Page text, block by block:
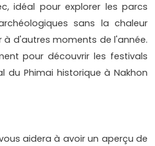
idéal pour explorer les parcs
sans la chaleur
à d'autres moments de l'année.
pour découvrir les festivals
du Phimai historique à Nakhon
aidera à avoir un aperçu de